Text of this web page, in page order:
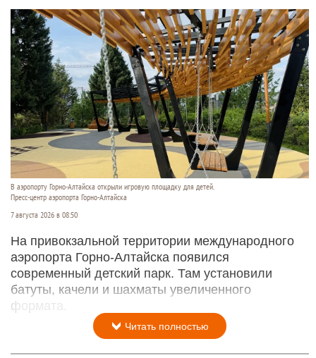
В аэропорту Горно-Алтайска открыли игровую площадку для детей.
Пресс-центр аэропорта Горно-Алтайска
7 августа 2026 в 08:50
На привокзальной территории международного
аэропорта Горно-Алтайска появился
современный детский парк. Там установили
батуты, качели и шахматы увеличенного
формата.
Читать полностью